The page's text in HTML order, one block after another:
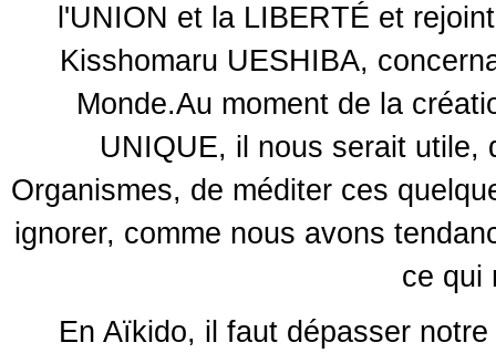
l'UNION et la LIBERTÉ et
Kisshomaru UESHIBA,
Monde.Au moment de la
UNIQUE, il nous serait utile,
Organismes, de méditer ces
ignorer, comme nous avons
ce qui
En Aïkido, il faut dépasser